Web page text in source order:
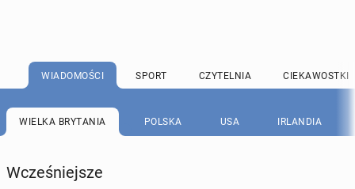
WIADOMOŚCI SPORT CZYTELNIA CIEKAWOSTKI
WIELKA BRYTANIA POLSKA USA IRLANDIA
Wcześniejsze